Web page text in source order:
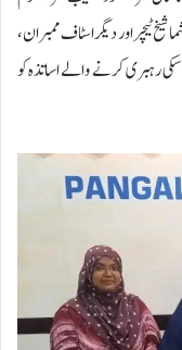
شیخ ٹیچر اور دیگر اسٹاف ممبران ،
اُسکی رہبری کرنے والے اساتذہ کو